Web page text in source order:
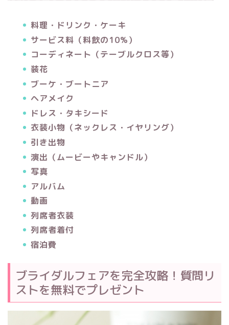
料理・ドリンク・ケーキ
サービス料（料飲の10%）
コーディネート（テーブルクロス等）
装花
ブーケ・ブートニア
ヘアメイク
ドレス・タキシード
衣装小物（ネックレス・イヤリング）
引き出物
演出（ムービーやキャンドル）
写真
アルバム
動画
列席者衣装
列席者着付
宿泊費
ブライダルフェアを完全攻略！質問リ
ストを無料でプレゼント